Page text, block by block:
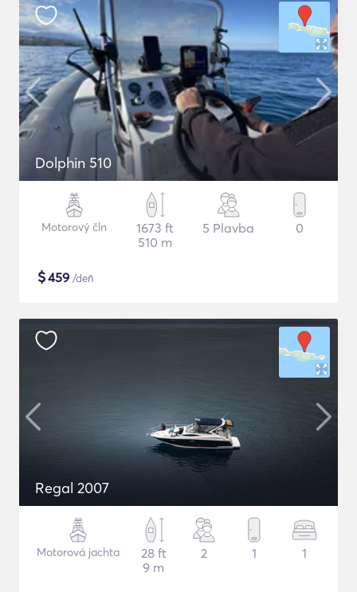
Dolphin 510
Motorový čln
1673 ft
510 m
5 Plavba 0
$459 /deň
Regal 2007
Motorová jachta
28 ft
9 m
2 1 1